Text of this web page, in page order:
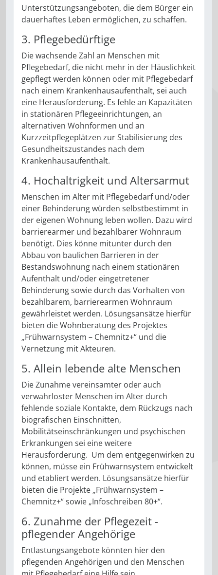
Unterstützungsangeboten, die dem Bürger ein
dauerhaftes Leben ermöglichen, zu schaffen.
3. Pflegebedürftige
Die wachsende Zahl an Menschen mit
Pflegebedarf, die nicht mehr in der Häuslichkeit
gepflegt werden können oder mit Pflegebedarf
nach einem Krankenhausaufenthalt, sei auch
eine Herausforderung. Es fehle an Kapazitäten
in stationären Pflegeeinrichtungen, an
alternativen Wohnformen und an
Kurzzeitpflegeplätzen zur Stabilisierung des
Gesundheitszustandes nach dem
Krankenhausaufenthalt.
4. Hochaltrigkeit und Altersarmut
Menschen im Alter mit Pflegebedarf und/oder
einer Behinderung würden selbstbestimmt in
der eigenen Wohnung leben wollen. Dazu wird
barrierearmer und bezahlbarer Wohnraum
benötigt. Dies könne mitunter durch den
Abbau von baulichen Barrieren in der
Bestandswohnung nach einem stationären
Aufenthalt und/oder eingetretener
Behinderung sowie durch das Vorhalten von
bezahlbarem, barrierearmen Wohnraum
gewährleistet werden. Lösungsansätze hierfür
bieten die Wohnberatung des Projektes
„Frühwarnsystem – Chemnitz+“ und die
Vernetzung mit Akteuren.
5. Allein lebende alte Menschen
Die Zunahme vereinsamter oder auch
verwahrloster Menschen im Alter durch
fehlende soziale Kontakte, dem Rückzugs nach
biografischen Einschnitten,
Mobilitätseinschränkungen und psychischen
Erkrankungen sei eine weitere
Herausforderung. Um dem entgegenwirken zu
können, müsse ein Frühwarnsystem entwickelt
und etabliert werden. Lösungsansätze hierfür
bieten die Projekte „Frühwarnsystem –
Chemnitz+“ sowie „Infoschreiben 80+“.
6. Zunahme der Pflegezeit ­
pflegender Angehörige
Entlastungsangebote könnten hier den
pflegenden Angehörigen und den Menschen